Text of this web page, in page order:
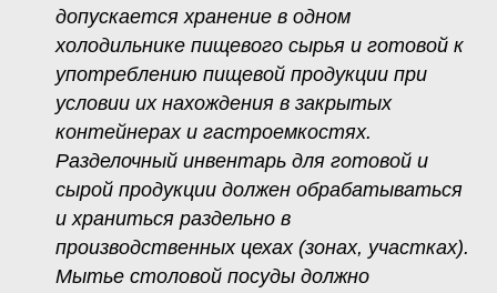
допускается хранение в одном
холодильнике пищевого сырья и готовой к
употреблению пищевой продукции при
условии их нахождения в закрытых
контейнерах и гастроемкостях.
Разделочный инвентарь для готовой и
сырой продукции должен обрабатываться
и храниться раздельно в
производственных цехах (зонах, участках).
Мытье столовой посуды должно